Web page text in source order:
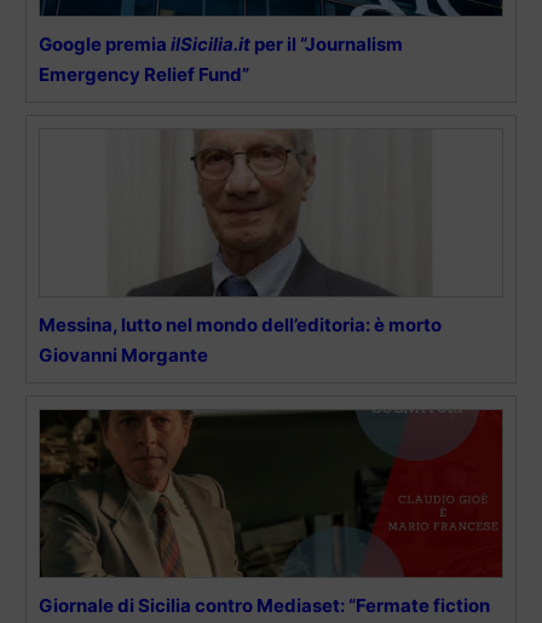
Google premia ilSicilia.it per il “Journalism
Emergency Relief Fund”
Messina, lutto nel mondo dell’editoria: è morto
Giovanni Morgante
Giornale di Sicilia contro Mediaset: “Fermate fiction